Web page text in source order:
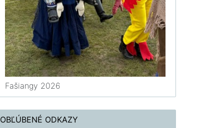
Fašiangy 2026
OBĽÚBENÉ ODKAZY